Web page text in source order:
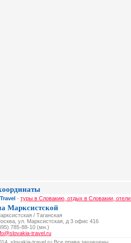
- туры в Словакию, отдых в Словакии,
Марксистской
/ Таганская
ул. Марксистская, д 3 офис 416
785-88-10 (мн.)
travel.ru